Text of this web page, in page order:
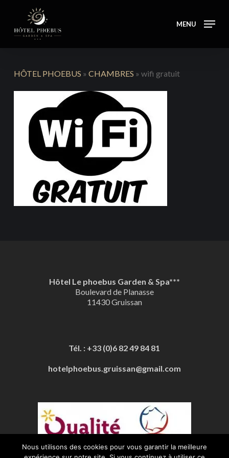
content
MENU
HÔTEL PHOEBUS » CHAMBRES » wifi gratuit
Hôtel Le phoebus Garden & Spa***
Boulevard de Planasse
11430 Gruissan
Tél. : +33 (0)6 82 49 84 81
hotelphoebus.gruissan@gmail.com
Nous utilisons des cookies pour vous garantir la meilleure